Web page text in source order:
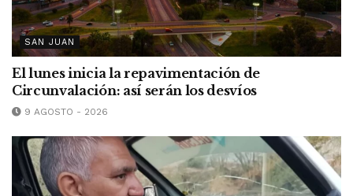
SAN JUAN
El lunes inicia la repavimentación de
Circunvalación: así serán los desvíos
9 AGOSTO - 2026